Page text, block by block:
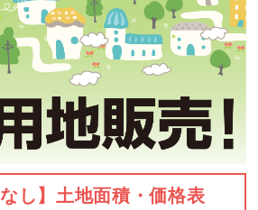
なし】土地面積・価格表